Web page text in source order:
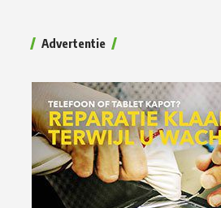
Advertentie